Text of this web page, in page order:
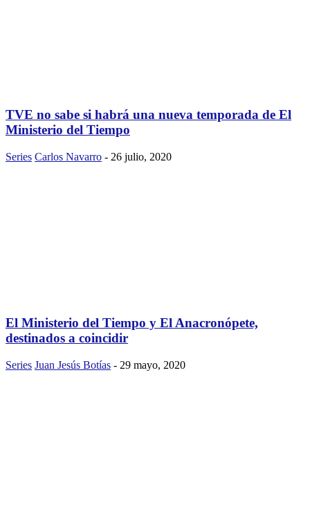
TVE no sabe si habrá una nueva temporada de El
Ministerio del Tiempo
Series Carlos Navarro - 26 julio, 2020
El Ministerio del Tiempo y El Anacronópete,
destinados a coincidir
Series Juan Jesús Botías - 29 mayo, 2020